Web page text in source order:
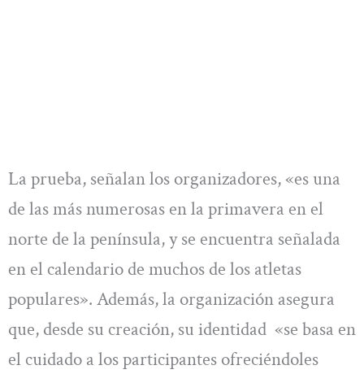
La prueba, señalan los organizadores, «es una
de las más numerosas en la primavera en el
norte de la península, y se encuentra señalada
en el calendario de muchos de los atletas
populares». Además, la organización asegura
que, desde su creación, su identidad «se basa en
el cuidado a los participantes ofreciéndoles